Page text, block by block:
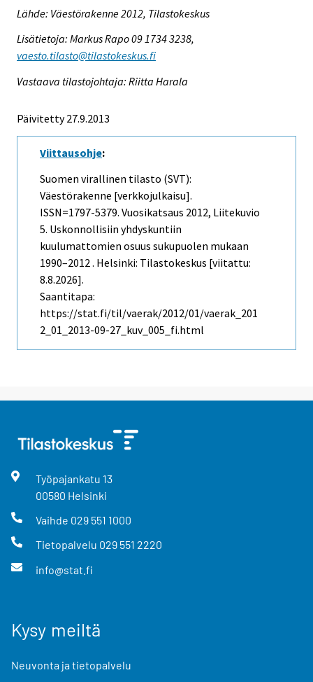
Lähde: Väestörakenne 2012, Tilastokeskus
Lisätietoja: Markus Rapo 09 1734 3238,
vaesto.tilasto@tilastokeskus.fi
Vastaava tilastojohtaja: Riitta Harala
Päivitetty 27.9.2013
Viittausohje:
Suomen virallinen tilasto (SVT):
Väestörakenne [verkkojulkaisu].
ISSN=1797-5379. Vuosikatsaus 2012, Liitekuvio
5. Uskonnollisiin yhdyskuntiin
kuulumattomien osuus sukupuolen mukaan
1990–2012 . Helsinki: Tilastokeskus [viitattu:
8.8.2026].
Saantitapa:
https://stat.fi/til/vaerak/2012/01/vaerak_201
2_01_2013-09-27_kuv_005_fi.html
Työpajankatu 13
00580 Helsinki
Vaihde 029 551 1000
Tietopalvelu 029 551 2220
info@stat.fi
Kysy meiltä
Neuvonta ja tietopalvelu